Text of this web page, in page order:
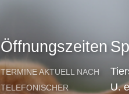
Öffnungszeiten
TERMINE AKTUELL NACH
TELEFONISCHER
U.